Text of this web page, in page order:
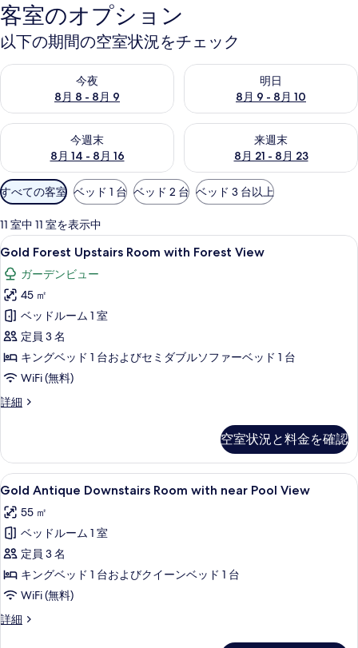
客室のオプション
以下の期間の空室状況をチェック
今夜
8月 8 - 8月 9
今夜 8月 8 - 8月 9 の空室状況をチェック
明日
8月 9 - 8月 10
明日 8月 9 - 8月 10 の空室状
今週末
8月 14 - 8月 16
今週末 8月 14 - 8月 16 の空室状況をチェック
来週末
8月 21 - 8月 23
来週末 8月 21 - 8月 23 の空室
利
用
可
能
な
客
室
の
絞
り
込
み
条
すべての客室 ベッド 1 台 ベッド 2 台 ベッド 3 台以上
11 室中 11 室を表示中
Gold
Forest
Upstairs
Room
with
Forest
View
の
す
の
写
真
を
表
示
す
る
Gold Forest Upstairs Room with
4
Gold Forest Upstairs Room with Forest View
ガーデンビュー
45 ㎡
ベッドルーム 1 室
定員 3 名
キングベッド 1 台およびセミダブルソファーベッド 1 台
WiFi (無料)
詳細
Gold
with
Forest
View
詳
細
空室状況と料金を確認
Gold
Antique
Downstairs
Room
with
near
Pool
View
の
Gold Antique Downstairs Room with
1
Gold Antique Downstairs Room with near Pool View
55 ㎡
ベッドルーム 1 室
定員 3 名
キングベッド 1 台およびクイーンベッド 1 台
WiFi (無料)
詳細
Gold